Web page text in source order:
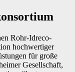
Rohr-Idreco-
hochwertiger
für große
Gesellschaft,